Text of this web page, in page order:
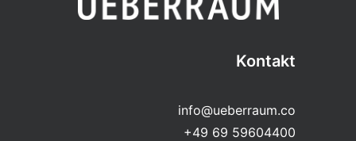
Kontakt
info@ueberraum.co
+49 69 59604400